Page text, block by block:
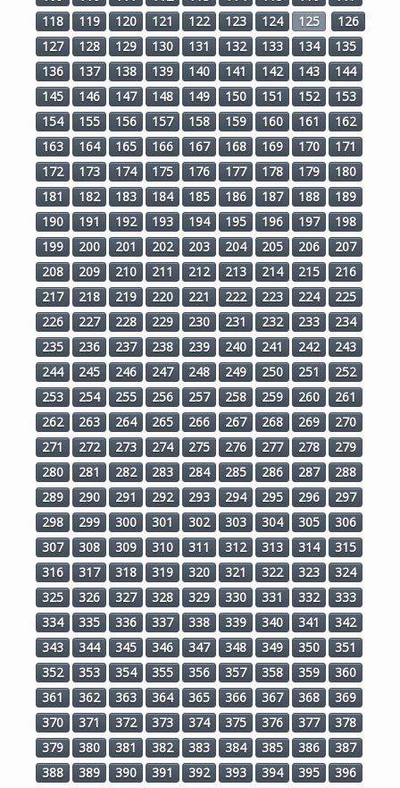
118
119 120 121 122 123 124 125
126
127
128 129 130 131 132 133 134
135
136
137 138 139 140 141 142 143
144
145
146 147 148 149 150 151 152
153
154
155 156 157 158 159 160 161
162
163
164 165 166 167 168 169 170
171
172
173 174 175 176 177 178 179
180
181
182 183 184 185 186 187 188
189
190
191 192 193 194 195 196 197
198
199
200 201 202 203 204 205 206
207
208
209 210 211 212 213 214 215
216
217
218 219 220 221 222 223 224
225
226
227 228 229 230 231 232 233
234
235
236 237 238 239 240 241 242
243
244
245 246 247 248 249 250 251
252
253
254 255 256 257 258 259 260
261
262
263 264 265 266 267 268 269
270
271
272 273 274 275 276 277 278
279
280
281 282 283 284 285 286 287
288
289
290 291 292 293 294 295 296
297
298
299 300 301 302 303 304 305
306
307
308 309 310 311 312 313 314
315
316
317 318 319 320 321 322 323
324
325
326 327 328 329 330 331 332
333
334
335 336 337 338 339 340 341
342
343
344 345 346 347 348 349 350
351
352
353 354 355 356 357 358 359
360
361
362 363 364 365 366 367 368
369
370
371 372 373 374 375 376 377
378
379
380 381 382 383 384 385 386
387
388
389 390 391 392 393 394 395
396